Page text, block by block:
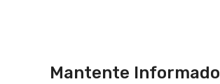
Mantente Informado